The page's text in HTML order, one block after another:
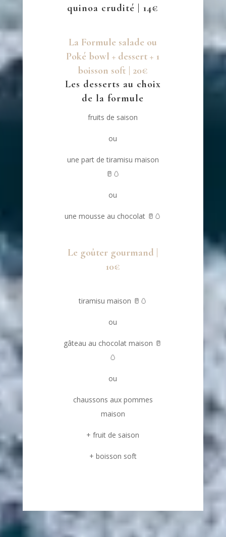
quinoa crudité | 14€
La Formule salade ou
Poké bowl + dessert + 1
boisson soft | 20€
Les desserts au choix
de la formule
fruits de saison
ou
une part de tiramisu maison
🥛🥚
ou
une mousse au chocolat 🥛🥚
Le goûter gourmand |
10€
tiramisu maison 🥛🥚
ou
gâteau au chocolat maison 🥛
🥚
ou
chaussons aux pommes
maison
+ fruit de saison
+ boisson soft